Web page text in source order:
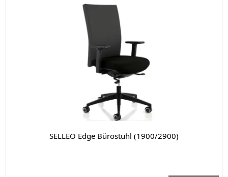
SELLEO Edge Bürostuhl (1900/2900)